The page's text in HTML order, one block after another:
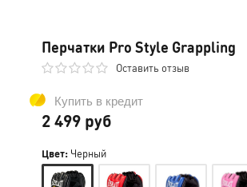
Перчатки Pro Style Grappling
Оставить отзыв
Купить в кредит
2 499 руб
Цвет: Черный